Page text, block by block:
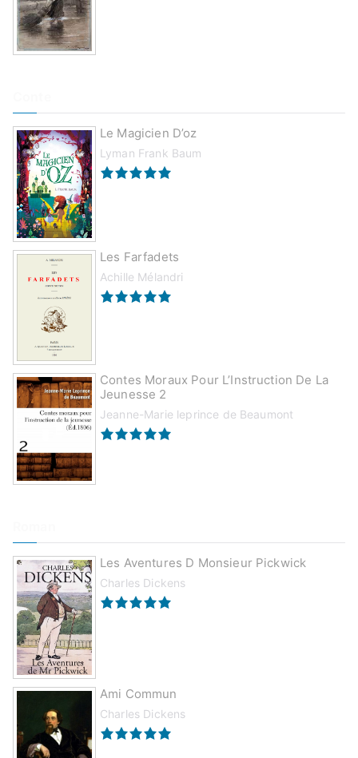
Le Magicien D’oz
Lyman Frank Baum
Les Farfadets
Achille Mélandri
Contes Moraux Pour L’Instruction De La
Jeunesse 2
Jeanne-Marie leprince de Beaumont
Les Aventures D Monsieur Pickwick
Charles Dickens
Ami Commun
Charles Dickens